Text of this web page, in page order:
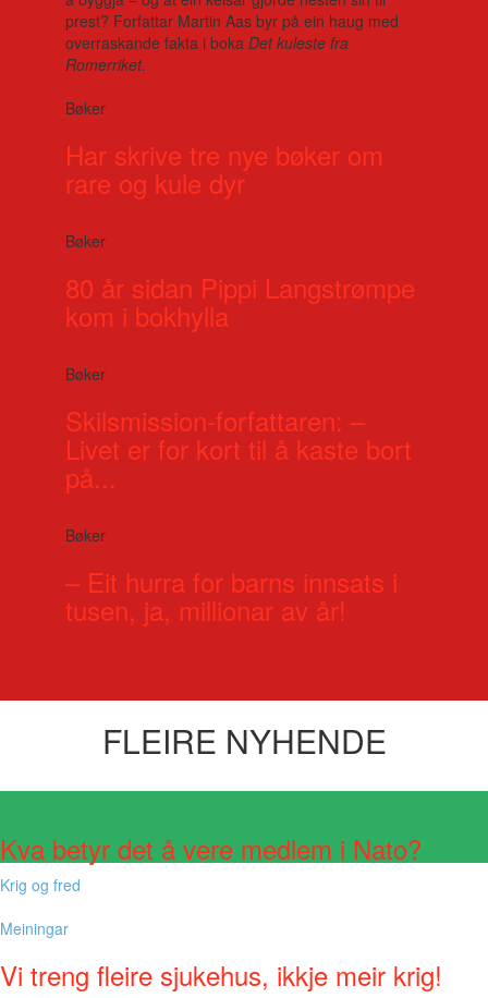
prest? Forfattar Martin Aas byr på ein haug med
overraskande fakta i boka Det kuleste fra
Romerriket.
Bøker
Har skrive tre nye bøker om
rare og kule dyr
Bøker
80 år sidan Pippi Langstrømpe
kom i bokhylla
Bøker
Skilsmission-forfattaren: –
Livet er for kort til å kaste bort
på...
Bøker
– Eit hurra for barns innsats i
tusen, ja, millionar av år!
FLEIRE NYHENDE
Kva betyr det å vere medlem i Nato?
Krig og fred
Meiningar
Vi treng fleire sjukehus, ikkje meir krig!